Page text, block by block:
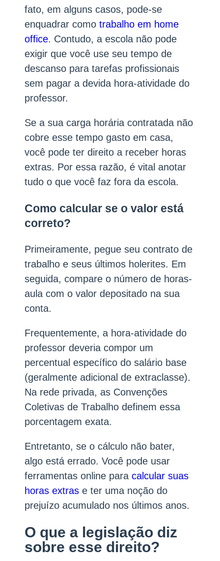
fato, em alguns casos, pode-se
enquadrar como trabalho em home
office. Contudo, a escola não pode
exigir que você use seu tempo de
descanso para tarefas profissionais
sem pagar a devida hora-atividade do
professor.
Se a sua carga horária contratada não
cobre esse tempo gasto em casa,
você pode ter direito a receber horas
extras. Por essa razão, é vital anotar
tudo o que você faz fora da escola.
Como calcular se o valor está
correto?
Primeiramente, pegue seu contrato de
trabalho e seus últimos holerites. Em
seguida, compare o número de horas-
aula com o valor depositado na sua
conta.
Frequentemente, a hora-atividade do
professor deveria compor um
percentual específico do salário base
(geralmente adicional de extraclasse).
Na rede privada, as Convenções
Coletivas de Trabalho definem essa
porcentagem exata.
Entretanto, se o cálculo não bater,
algo está errado. Você pode usar
ferramentas online para calcular suas
horas extras e ter uma noção do
prejuízo acumulado nos últimos anos.
O que a legislação diz
sobre esse direito?